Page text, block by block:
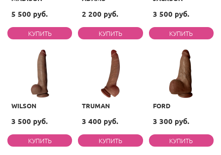
5 500 руб. 2 200 руб. 3 500 руб.
WILSON
3 500 руб.
TRUMAN
3 400 руб.
FORD
3 300 руб.